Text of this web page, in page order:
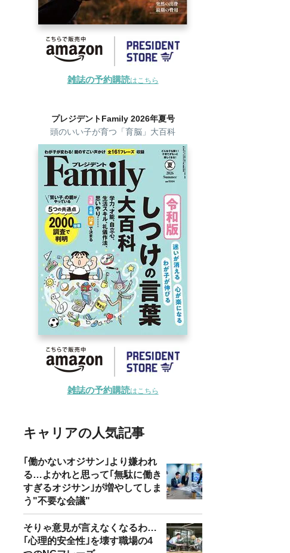
雑誌の予約購読はこちら
プレジデントFamily 2026年夏号
頭のいい子が育つ「育脳」大百科
雑誌の予約購読はこちら
キャリアの人気記事
｢働かないオジサン｣より嫌われ
る…よかれと思って｢無駄に働き
すぎるオジサン｣が増やしてしま
う"不要な会議"
そりゃ意見が言えなくなるわ…
｢心理的安全性｣を壊す職場の4